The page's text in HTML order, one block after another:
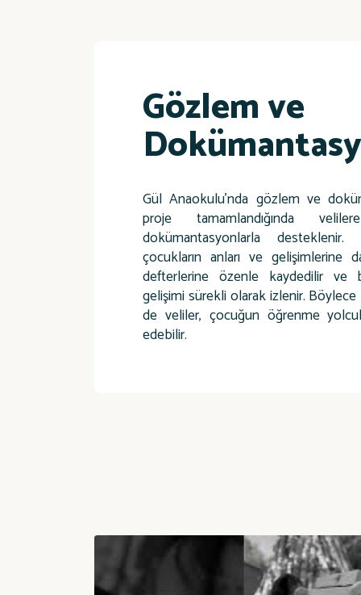
Gözlem ve
Gül Anaokulu’nda gözlem ve
proje tamamlandığında
dokümantasyonlarla
çocukların anları ve gelişimlerine
defterlerine özenle kaydedilir ve
gelişimi sürekli olarak izlenir.
de veliler, çocuğun öğrenme
edebilir.